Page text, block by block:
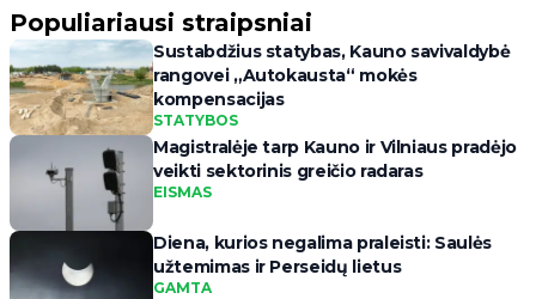
Populiariausi straipsniai
Sustabdžius statybas, Kauno savivaldybė
rangovei „Autokausta“ mokės
kompensacijas
STATYBOS
Magistralėje tarp Kauno ir Vilniaus pradėjo
veikti sektorinis greičio radaras
EISMAS
Diena, kurios negalima praleisti: Saulės
užtemimas ir Perseidų lietus
GAMTA